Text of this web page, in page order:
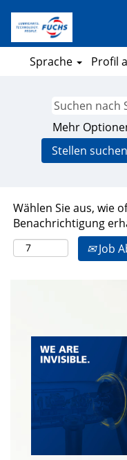
Sprache Profil
Mehr
Wählen Sie aus, wie
Benachrichtigung
Job